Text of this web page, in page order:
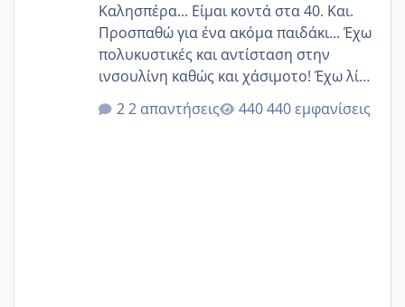
Καλησπέρα... Είμαι κοντά στα 40. Και.
Προσπαθώ για ένα ακόμα παιδάκι... Έχω
πολυκυστικές και αντίσταση στην
ινσουλίνη καθώς και χάσιμοτο! Έχω λίγα
κιλά παραπάνω και όσο κ αν προσπαθώ
δεν χάνω εύκολα! Προσπαθώ για ακόμη
2 απαντήσεις 440 εμφανίσεις